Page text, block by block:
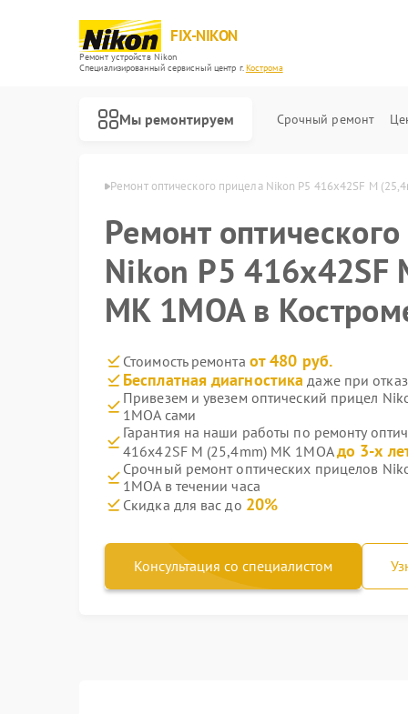
FIX-NIKON
Ремонт устройств Nikon
Специализированный cервисный центр г.Кострома
Мы ремонтируем Срочный ремонт
Nikon в Костроме Ремонт оптического прицела Nikon P5 416x42SF M
Ремонт
Nikon P5 416x42SF
MK 1MOA в
Стоимость ремонта от 480 руб.
Бесплатная диагностика даже при
Привезем и увезем оптический прицел
1MOA сами
Гарантия на наши работы по ремонту
416x42SF M (25,4mm) MK 1MOAдо 3-х
Срочный ремонт оптических прицелов
1MOA в течении часа
Скидка для вас до 20%
Консультация со специалистом